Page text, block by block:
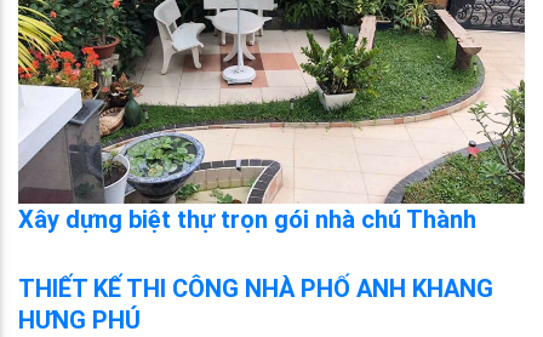
Xây dựng biệt thự trọn gói nhà chú Thành
THIẾT KẾ THI CÔNG NHÀ PHỐ ANH KHANG
HƯNG PHÚ